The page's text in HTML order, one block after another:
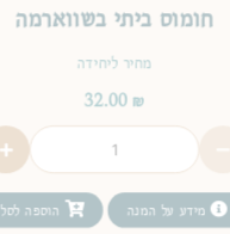
חומוס ביתי בשווארמה
מחיר ליחידה
32.00 ₪
מידע על המנה הוספה לסל